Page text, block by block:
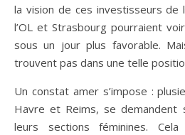
la vision de ces investisseurs de
l’OL et Strasbourg pourraient
sous un jour plus favorable.
trouvent pas dans une telle
Un constat amer s’impose :
Havre et Reims, se demandent
leurs sections féminines.